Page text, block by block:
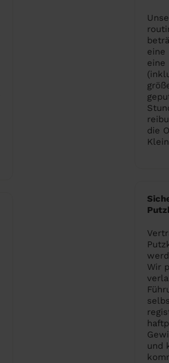
eine
eine
die
Wir
und